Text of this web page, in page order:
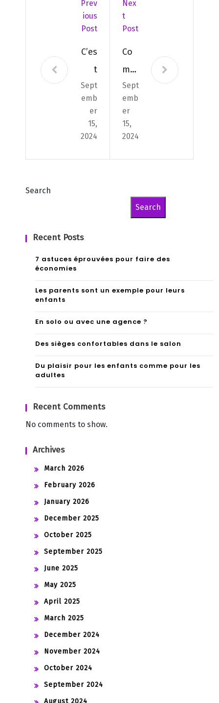
Prev
Ious
Post
C’es
t
bie
de
sort
ir et
Sept
emb
er
15,
2024
Nex
T
Post
Co
mm
ent
s-je
le
met
ses
?
Sept
emb
er
15,
2024
Search
Search
Recent Posts
7 astuces éprouvées pour faire des
économies
Les parents sont un exemple pour leurs
enfants
En solo ou avec une agence ?
Des sièges confortables dans le salon
Du plaisir pour les enfants comme pour les
adultes
Recent Comments
No comments to show.
Archives
March 2026
February 2026
January 2026
December 2025
October 2025
September 2025
June 2025
May 2025
April 2025
March 2025
December 2024
November 2024
October 2024
September 2024
August 2024